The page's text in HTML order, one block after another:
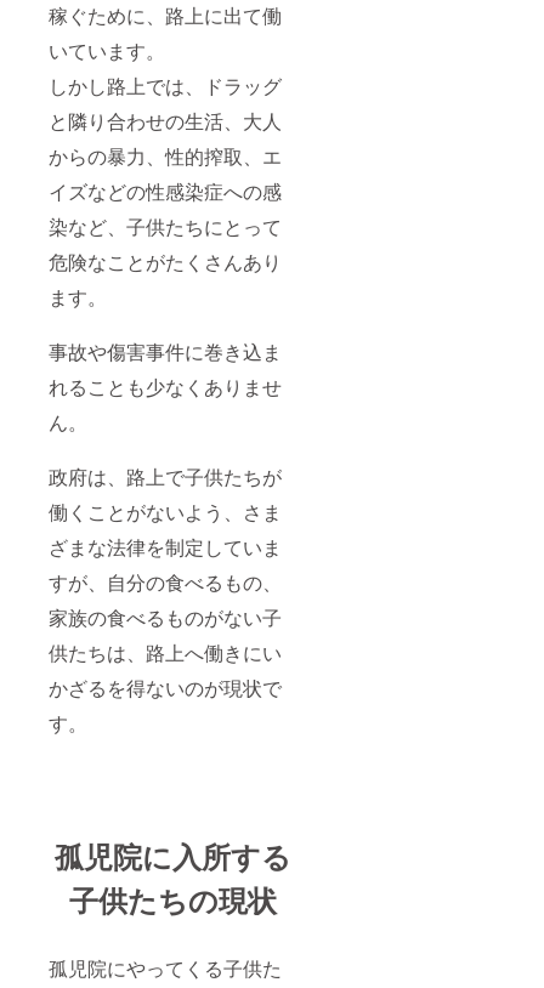
稼ぐために、路上に出て働
いています。
しかし路上では、ドラッグ
と隣り合わせの生活、大人
からの暴力、性的搾取、エ
イズなどの性感染症への感
染など、子供たちにとって
危険なことがたくさんあり
ます。
事故や傷害事件に巻き込ま
れることも少なくありませ
ん。
政府は、路上で子供たちが
働くことがないよう、さま
ざまな法律を制定していま
すが、自分の食べるもの、
家族の食べるものがない子
供たちは、路上へ働きにい
かざるを得ないのが現状で
す。
孤児院に入所する
子供たちの現状
孤児院にやってくる子供た